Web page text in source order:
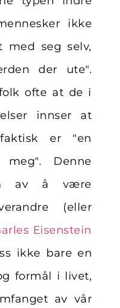
ikke
seg selv,
der ute".
ofte at de i
innser at
er "en
Denne
av å være
(eller
Eisenstein
ikke bare en
formål i livet,
av vår